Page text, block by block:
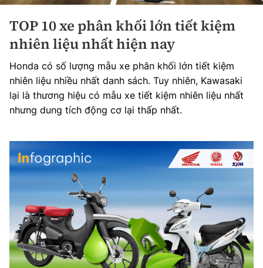
TOP 10 xe phân khối lớn tiết kiệm
nhiên liệu nhất hiện nay
Honda có số lượng mẫu xe phân khối lớn tiết kiệm
nhiên liệu nhiều nhất danh sách. Tuy nhiên, Kawasaki
lại là thương hiệu có mẫu xe tiết kiệm nhiên liệu nhất
nhưng dung tích động cơ lại thấp nhất.